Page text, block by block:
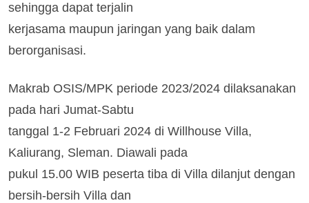
sehingga dapat terjalin
kerjasama maupun jaringan yang baik dalam
berorganisasi.
Makrab OSIS/MPK periode 2023/2024 dilaksanakan
pada hari Jumat-Sabtu
tanggal 1-2 Februari 2024 di Willhouse Villa,
Kaliurang, Sleman. Diawali pada
pukul 15.00 WIB peserta tiba di Villa dilanjut dengan
bersih-bersih Villa dan